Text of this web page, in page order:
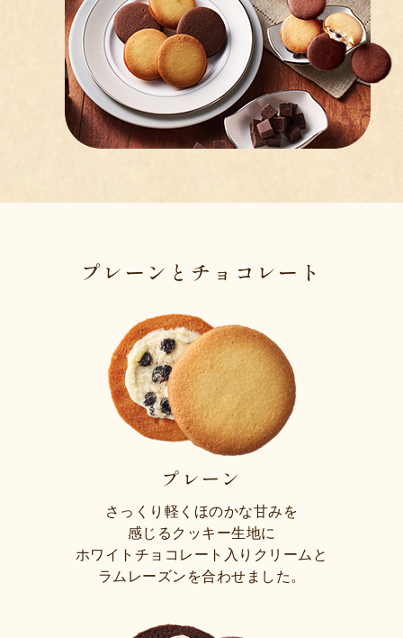
プレーンとチョコレート
プレーン
さっくり軽くほのかな甘みを
感じるクッキー生地に
ホワイトチョコレート入りクリームと
ラムレーズンを合わせました。